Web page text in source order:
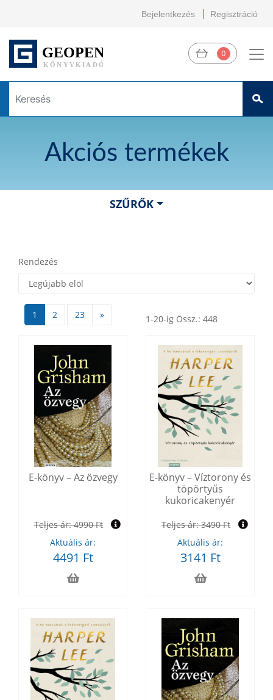
Bejelentkezés Regisztráció
0
Akciós termékek
SZŰRŐK
Rendezés
1 2 23 » 1-20-ig Össz.: 448
E-könyv – Az özvegy
Teljes ár:4990 Ft
Aktuális ár:
4491 Ft
E-könyv – Víztorony és
töpörtyűs
kukoricakenyér
Teljes ár:3490 Ft
Aktuális ár:
3141 Ft